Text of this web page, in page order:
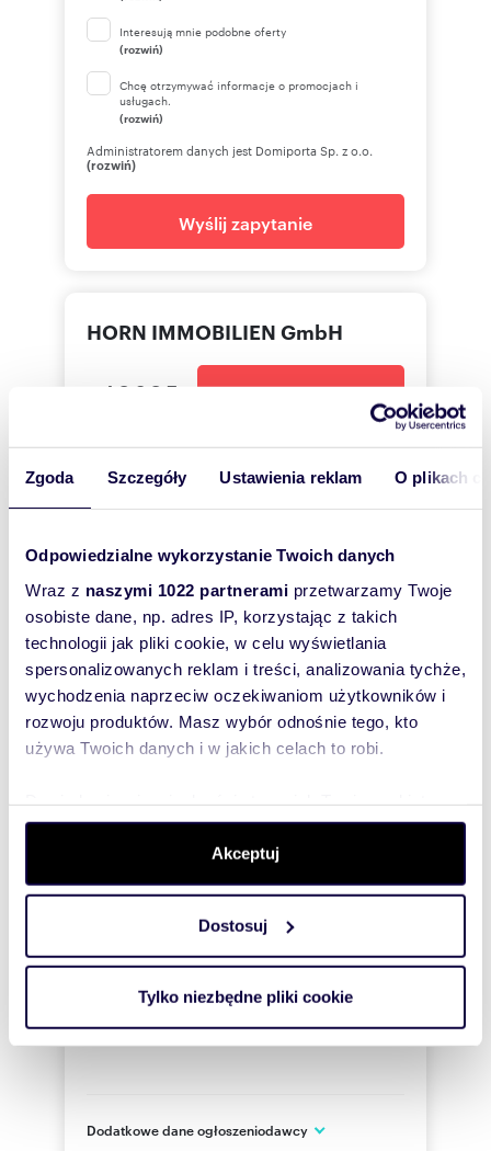
Zgoda Szczegóły Ustawienia reklam O plikach
Odpowiedzialne wykorzystanie Twoich danych
Wraz z naszymi 1022 partnerami przetwarzamy Twoje
osobiste dane, np. adres IP, korzystając z takich
technologii jak pliki cookie, w celu wyświetlania
spersonalizowanych reklam i treści, analizowania tychże,
wychodzenia naprzeciw oczekiwaniom użytkowników i
rozwoju produktów. Masz wybór odnośnie tego, kto
używa Twoich danych i w jakich celach to robi.
dane są przetwarzane oraz ustaw własne preferencje w
. W Deklaracji plików cookie możesz
zmienić lub wycofać swoją zgodę w dowolnej chwili.
Wykorzystujemy pliki cookie do spersonalizowania treści
i reklam, aby oferować funkcje społecznościowe i
korzystasz z naszej witryny, udostępniamy partnerom
Akceptuj
Dostosuj
Tylko niezbędne pliki cookie
Tłumacz ok. 1200 PLN
Numer oferty: 7518
Interesują mnie podobne oferty
(rozwiń)
Chcę otrzymywać informacje o promocjach i
usługach.
(rozwiń)
Administratorem danych jest Domiporta Sp. z o.o.
(rozwiń)
Wyślij zapytanie
HORN IMMOBILIEN GmbH
+49395 Pokaż telefon
+49 17
bezpłatnie
Zatwierdź
Informacje o ogłoszeniodawcy
HORN IMMOBILIEN GmbH
Dodatkowe dane ogłoszeniodawcy